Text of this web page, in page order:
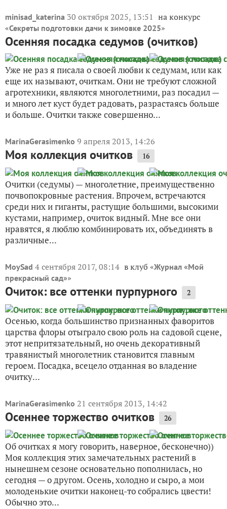
minisad_katerina 30 октября 2025, 13:51 на конкурс
«Секреты подготовки дачи к зимовке 2025»
Осенняя посадка седумов (очитков)
Уже не раз я писала о своей любви к седумам, или как
еще их называют, очиткам. Они не требуют сложной
агротехники, являются многолетними, раз посадил —
и много лет куст будет радовать, разрастаясь больше
и больше. Очитки также совершенно...
MarinaGerasimenko 9 апреля 2013, 14:26
Моя коллекция очитков 16
Очитки (седумы) — многолетние, преимущественно
почвопокровные растения. Впрочем, встречаются
среди них и гиганты, растущие большими, высокими
кустами, например, очиток видный. Мне все они
нравятся, я люблю комбинировать их, объединять в
различные...
MoySad 4 сентября 2017, 08:14 в клуб «Журнал «Мой
прекрасный сад»»
Очиток: все оттенки пурпурного 2
Осенью, когда большинство признанных фаворитов
царства флоры отыграло свою роль на садовой сцене,
этот непритязательный, но очень декоративный
травянистый многолетник становится главным
героем. Посадка, всецело отданная во владение
очитку...
MarinaGerasimenko 21 сентября 2013, 14:42
Осеннее торжество очитков 26
Об очитках я могу говорить, наверное, бесконечно))
Моя коллекция этих замечательных растений в
нынешнем сезоне основательно пополнилась, но
сегодня — о другом. Осень, холодно и сыро, а мои
молоденькие очитки наконец-то собрались цвести!
Обычно это...